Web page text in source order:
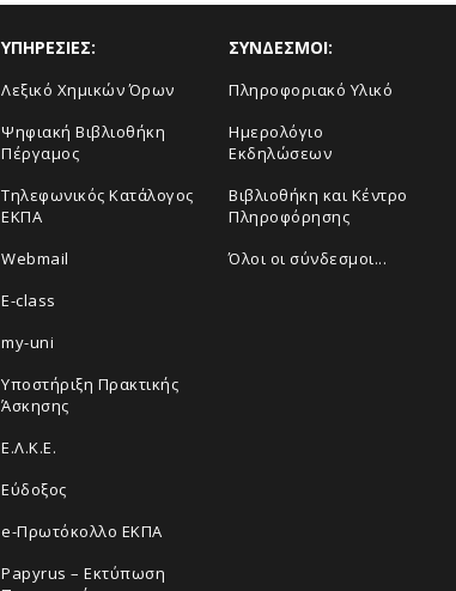
ΥΠΗΡΕΣΙΕΣ:
Λεξικό Χημικών Όρων
Ψηφιακή Βιβλιοθήκη
Πέργαμος
Τηλεφωνικός Κατάλογος
ΕΚΠΑ
Webmail
E-class
my-uni
Υποστήριξη Πρακτικής
Άσκησης
Ε.Λ.Κ.Ε.
Εύδοξος
e-Πρωτόκολλο ΕΚΠΑ
Papyrus – Εκτύπωση
ΣΥΝΔΕΣΜΟΙ:
Πληροφοριακό Υλικό
Ημερολόγιο
Εκδηλώσεων
Βιβλιοθήκη και Κέντρο
Πληροφόρησης
Όλοι οι σύνδεσμοι...